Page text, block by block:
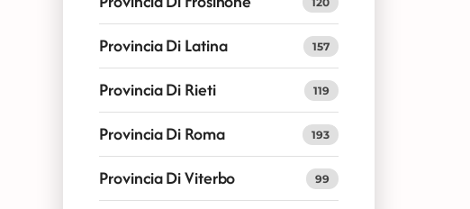
Provincia Di Latina 157
Provincia Di Rieti 119
Provincia Di Roma 193
Provincia Di Viterbo 99